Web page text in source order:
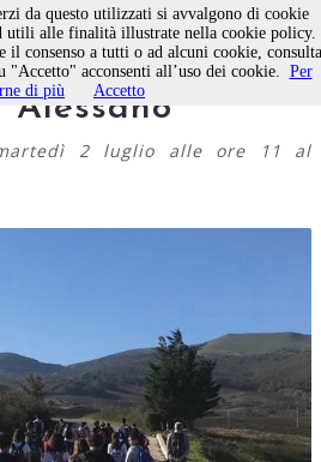
don Tonino da
martedì 2 luglio alle ore 11 al
da questo utilizzati si avvalgono di cookie
utili alle finalità illustrate nella cookie policy.
il consenso a tutti o ad alcuni cookie, consulta
"Accetto" acconsenti all’uso dei cookie. Per
di più
Accetto